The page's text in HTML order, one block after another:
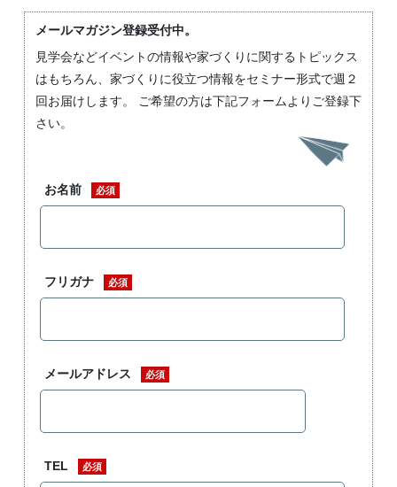
メールマガジン登録受付中。
見学会などイベントの情報や家づくりに関するトピックス
はもちろん、家づくりに役立つ情報をセミナー形式で週２
回お届けします。 ご希望の方は下記フォームよりご登録下
さい。
お名前 必須
フリガナ 必須
メールアドレス 必須
TEL 必須